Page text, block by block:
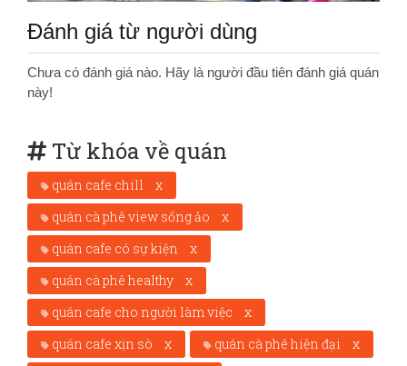
Đánh giá từ người dùng
Chưa có đánh giá nào. Hãy là người đầu tiên đánh giá quán
này!
Từ khóa về quán
quán cafe chill
x
quán cà phê view sống ảo
x
quán cafe có sự kiện
x
quán cà phê healthy
x
quán cafe cho người làm việc
x
quán cafe xịn sò
x quán cà phê hiện đại
x